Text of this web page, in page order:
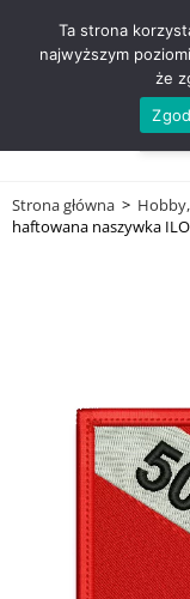
Strona główna >
haftowana naszywka
Ta strona
najwyższym
że